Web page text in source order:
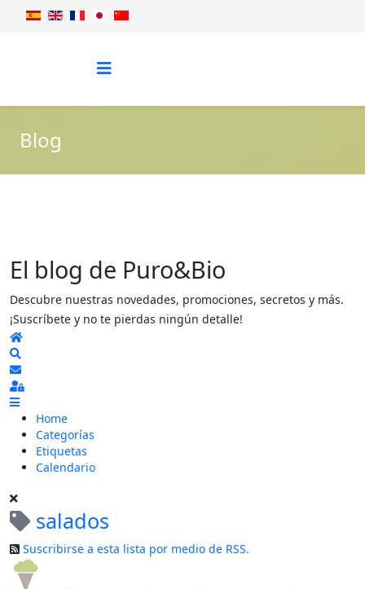
Blog
El blog de Puro&Bio
Descubre nuestras novedades, promociones, secretos y más.
¡Suscríbete y no te pierdas ningún detalle!
Home
Suscribirse a las actualizaciones
Sign In
Home
Categorías
Etiquetas
Calendario
salados
Suscribirse a esta lista por medio de RSS.